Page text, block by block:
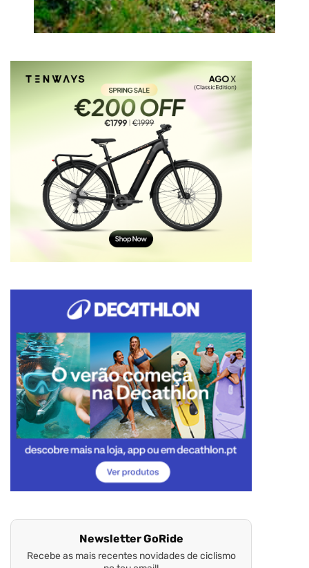
Newsletter GoRide
Recebe as mais recentes novidades de ciclismo